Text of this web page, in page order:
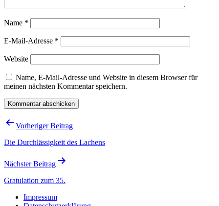
Name *
E-Mail-Adresse *
Website
Name, E-Mail-Adresse und Website in diesem Browser für
meinen nächsten Kommentar speichern.
Beitragsnavigation
Vorheriger Beitrag
Die Durchlässigkeit des Lachens
Nächster Beitrag
Gratulation zum 35.
Impressum